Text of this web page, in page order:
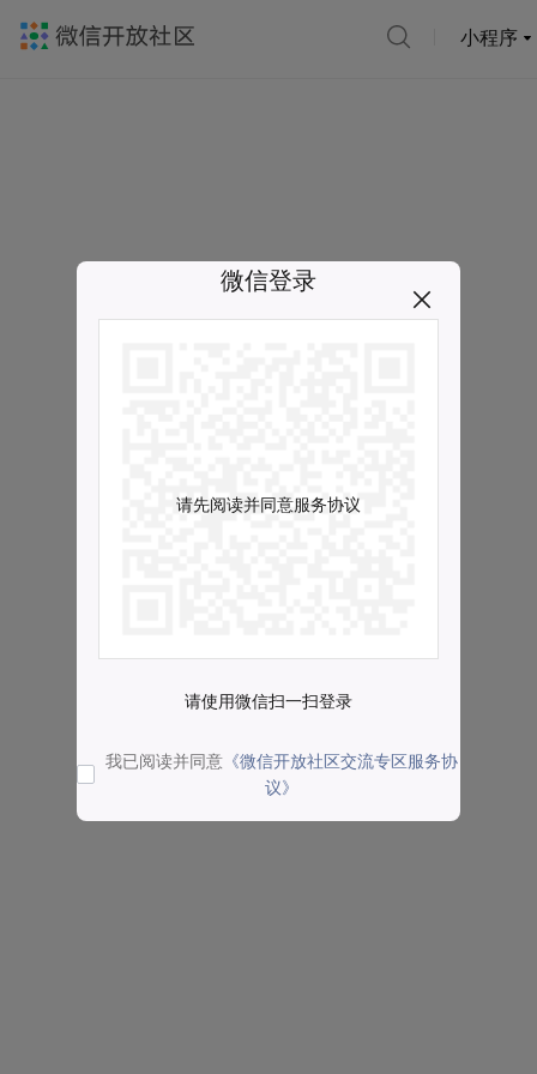
小程序
微信登录
请先阅读并同意服务协议
请使用微信扫一扫登录
我已阅读并同意 《微信开放社区交流专区服务协
议》